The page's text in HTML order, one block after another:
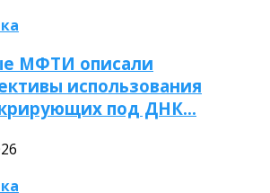
МФТИ описали
использования
под ДНК…